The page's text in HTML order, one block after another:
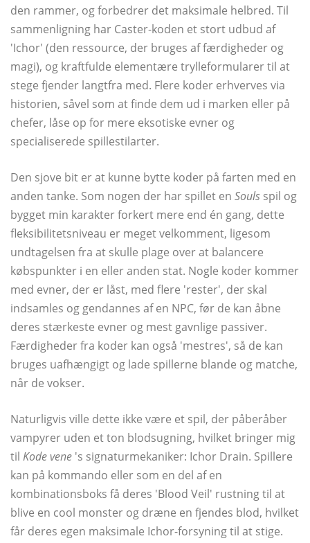
den rammer, og forbedrer det maksimale helbred. Til
sammenligning har Caster-koden et stort udbud af
'Ichor' (den ressource, der bruges af færdigheder og
magi), og kraftfulde elementære trylleformularer til at
stege fjender langtfra med. Flere koder erhverves via
historien, såvel som at finde dem ud i marken eller på
chefer, låse op for mere eksotiske evner og
specialiserede spillestilarter.
Den sjove bit er at kunne bytte koder på farten med en
anden tanke. Som nogen der har spillet en Souls spil og
bygget min karakter forkert mere end én gang, dette
fleksibilitetsniveau er meget velkomment, ligesom
undtagelsen fra at skulle plage over at balancere
købspunkter i en eller anden stat. Nogle koder kommer
med evner, der er låst, med flere 'rester', der skal
indsamles og gendannes af en NPC, før de kan åbne
deres stærkeste evner og mest gavnlige passiver.
Færdigheder fra koder kan også 'mestres', så de kan
bruges uafhængigt og lade spillerne blande og matche,
når de vokser.
Naturligvis ville dette ikke være et spil, der påberåber
vampyrer uden et ton blodsugning, hvilket bringer mig
til Kode vene 's signaturmekaniker: Ichor Drain. Spillere
kan på kommando eller som en del af en
kombinationsboks få deres 'Blood Veil' rustning til at
blive en cool monster og dræne en fjendes blod, hvilket
får deres egen maksimale Ichor-forsyning til at stige.